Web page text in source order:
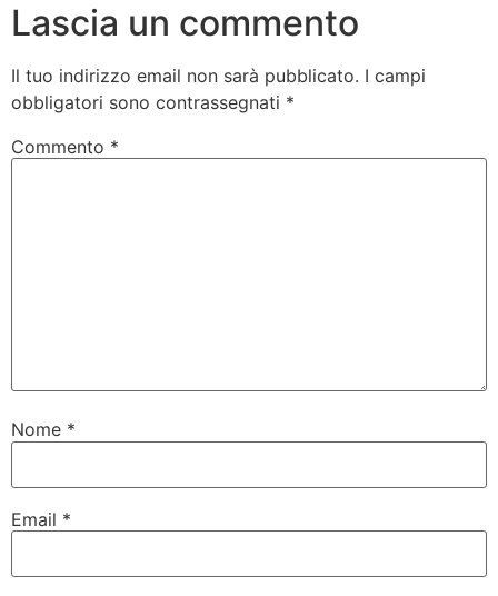
Lascia un commento
Il tuo indirizzo email non sarà pubblicato. I campi
obbligatori sono contrassegnati *
Commento *
Nome *
Email *